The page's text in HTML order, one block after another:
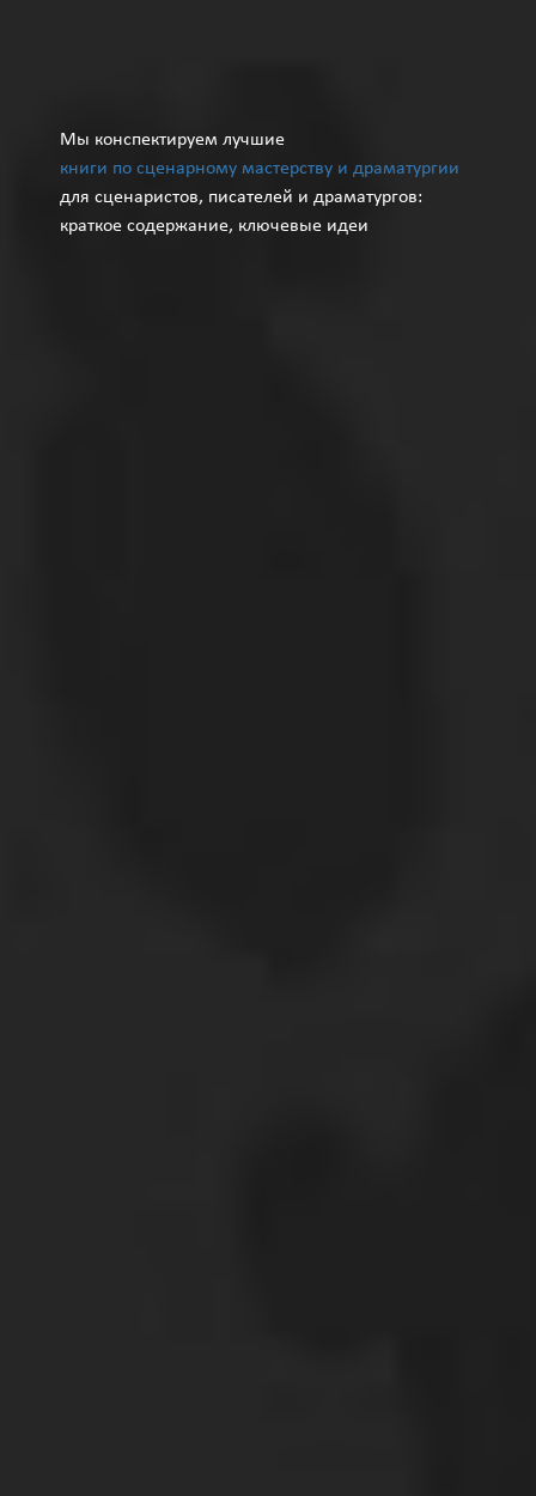
Мы конспектируем лучшие
книги по сценарному мастерству и драматургии
для сценаристов, писателей и драматургов:
краткое содержание, ключевые идеи